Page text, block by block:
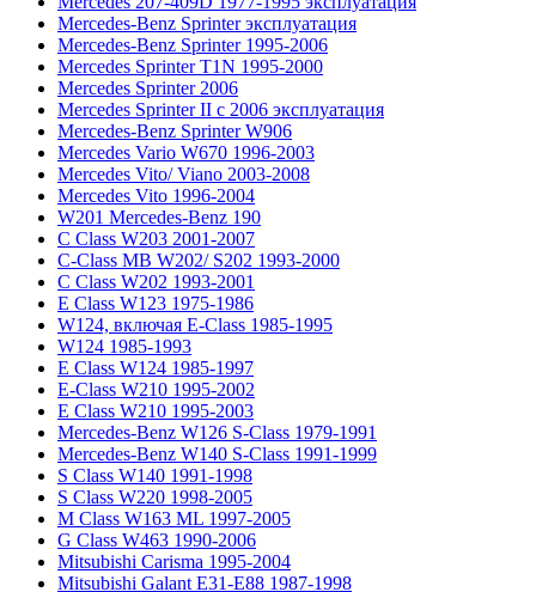
Mercedes-Benz Sprinter эксплуатация
Mercedes-Benz Sprinter 1995-2006
Mercedes Sprinter T1N 1995-2000
Mercedes Sprinter 2006
Mercedes Sprinter II с 2006 эксплуатация
Mercedes-Benz Sprinter W906
Mercedes Vario W670 1996-2003
Mercedes Vito/ Viano 2003-2008
Mercedes Vito 1996-2004
W201 Mercedes-Benz 190
C Class W203 2001-2007
C-Class MB W202/ S202 1993-2000
C Class W202 1993-2001
E Class W123 1975-1986
W124, включая E-Class 1985-1995
W124 1985-1993
E Class W124 1985-1997
E-Class W210 1995-2002
E Class W210 1995-2003
Mercedes-Benz W126 S-Class 1979-1991
Mercedes-Benz W140 S-Class 1991-1999
S Class W140 1991-1998
S Class W220 1998-2005
M Class W163 ML 1997-2005
G Class W463 1990-2006
Mitsubishi Carisma 1995-2004
Mitsubishi Galant E31-E88 1987-1998